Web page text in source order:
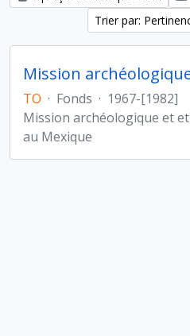
Trier par:
TO · Fonds · 1967-[1982]
Mission archéologique et
au Mexique